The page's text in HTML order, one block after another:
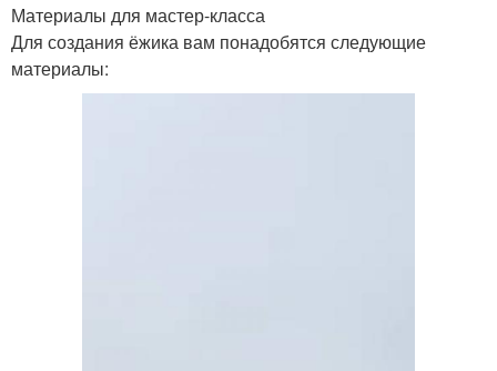
Материалы для мастер-класса
Для создания ёжика вам понадобятся следующие
материалы: